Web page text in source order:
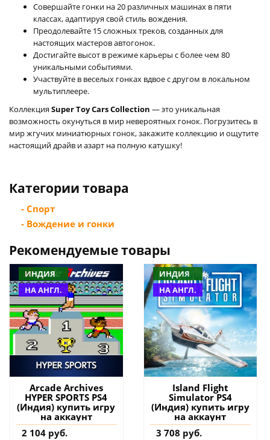
Совершайте гонки на 20 различных машинах в пяти
классах, адаптируя свой стиль вождения.
Преодолевайте 15 сложных треков, созданных для
настоящих мастеров автогонок.
Достигайте высот в режиме карьеры с более чем 80
уникальными событиями.
Участвуйте в веселых гонках вдвое с другом в локальном
мультиплеере.
Коллекция Super Toy Cars Collection — это уникальная
возможность окунуться в мир невероятных гонок. Погрузитесь в
мир жгучих миниатюрных гонок, закажите коллекцию и ощутите
настоящий драйв и азарт на полную катушку!
Категории товара
- Спорт
- Вождение и гонки
Рекомендуемые товары
ИНДИЯ
НА АНГЛ.
Arcade Archives
HYPER SPORTS PS4
(Индия) купить игру
на аккаунт
2 104 руб.
ИНДИЯ
НА АНГЛ.
Island Flight
Simulator PS4
(Индия) купить игру
на аккаунт
3 708 руб.